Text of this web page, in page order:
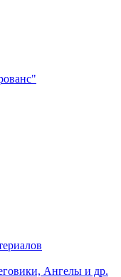
Ангелы и др.